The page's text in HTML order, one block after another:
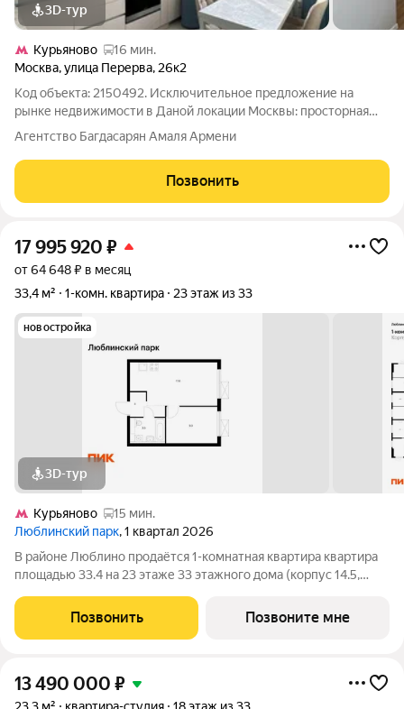
3D-тур
Курьяново
16 мин.
Москва,улица Перерва, 26к2
Код объекта: 2150492. Исключительное предложение на
рынке недвижимости в Даной локации Москвы: просторная
двухкомнатная квартира площадью 55 кв. м на улице Перерва,
26к2. В данной квартире после ремонта никто не жил , вся
техника и мебель новая. Вы
Агентство Багдасарян Амаля Армени
Позвонить
17 995 920 ₽
от 64 648 ₽ в месяц
33,4 м²
1-комн. квартира 23 этаж из 33
новостройка
3D-тур
Курьяново
15 мин.
Люблинский парк, 1 квартал 2026
В районе Люблино продаётся 1-комнатная квартира квартира
площадью 33.4 на 23 этаже 33 этажного дома (корпус 14.5,
расположение 15 минут пешком до станции метро
«Братиславская» и МЦД «Перерва». 11
Позвонить Позвоните мне
13 490 000 ₽